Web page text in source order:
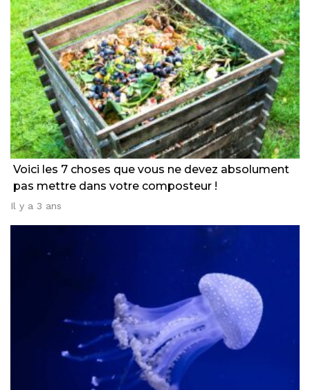
Voici les 7 choses que vous ne devez absolument
pas mettre dans votre composteur !
Il y a 3 ans